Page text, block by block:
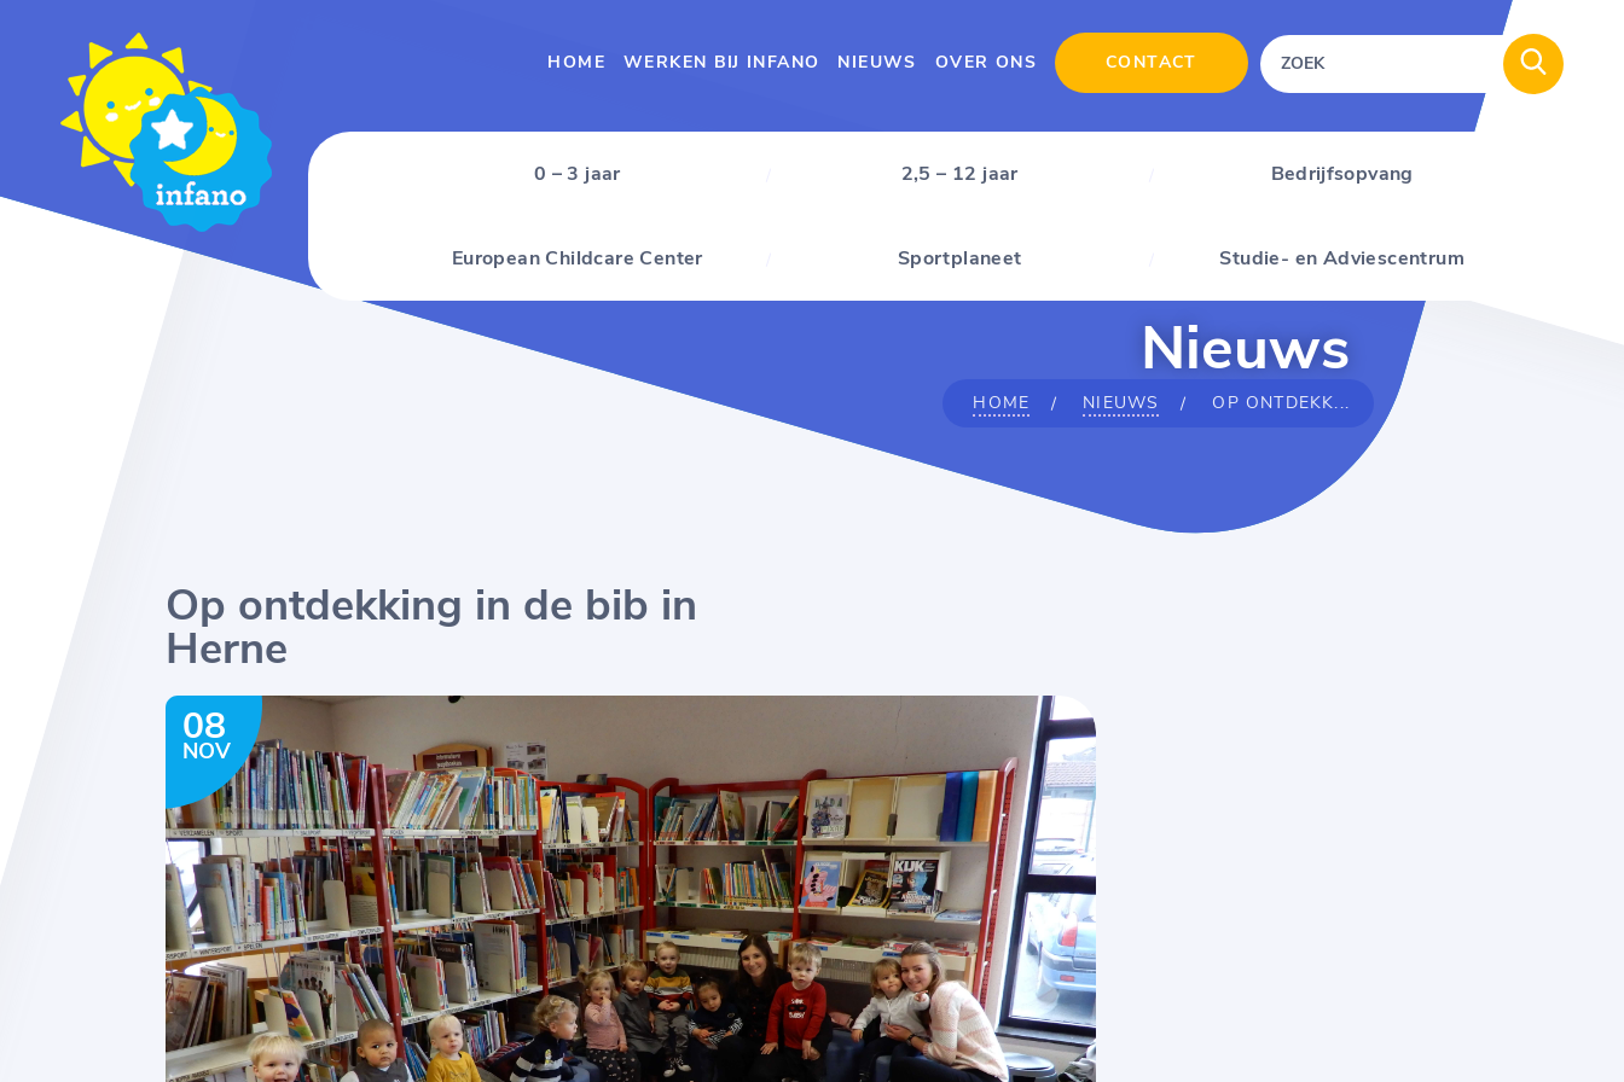
HOME WERKEN BIJ INFANO NIEUWS OVER ONS CONTACT
0 – 3 jaar 2,5 – 12 jaar Bedrijfsopvang
European Childcare Center Sportplaneet Studie- en Adviescentrum
Nieuws
HOME NIEUWS OP ONTDEKK...
Op ontdekking in de bib in
Herne
08
NOV